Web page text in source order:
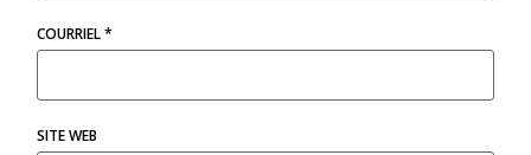
COURRIEL*
SITE WEB